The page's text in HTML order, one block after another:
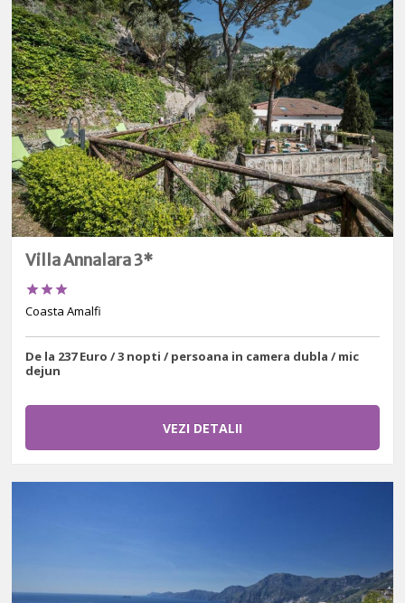
Villa Annalara 3*

Coasta Amalfi
De la 237 Euro / 3 nopti / persoana in camera dubla / mic
dejun
VEZI DETALII